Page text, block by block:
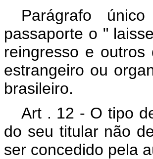
Parágrafo
passaporte o "
reingresso e
estrangeiro ou
brasileiro.
Art . 12 - O tipo
do seu titular não
ser concedido pela